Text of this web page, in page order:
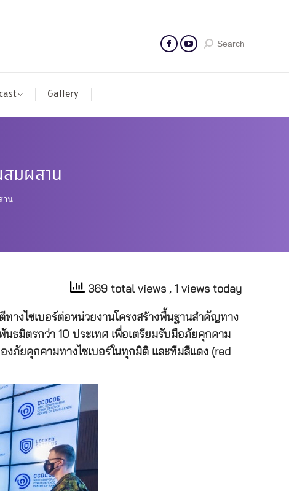
Search
Gallery
มผสาน
าน
369 total views , 1 views today
างไซเบอร์ต่อหน่วยงานโครงสร้างพื้นฐานสำคัญทาง
นธมิตรกว่า 10 ประเทศ เพื่อเตรียมรับมือภัยคุกคาม
ภัยคุกคามทางไซเบอร์ในทุกมิติ และทีมสีแดง (red